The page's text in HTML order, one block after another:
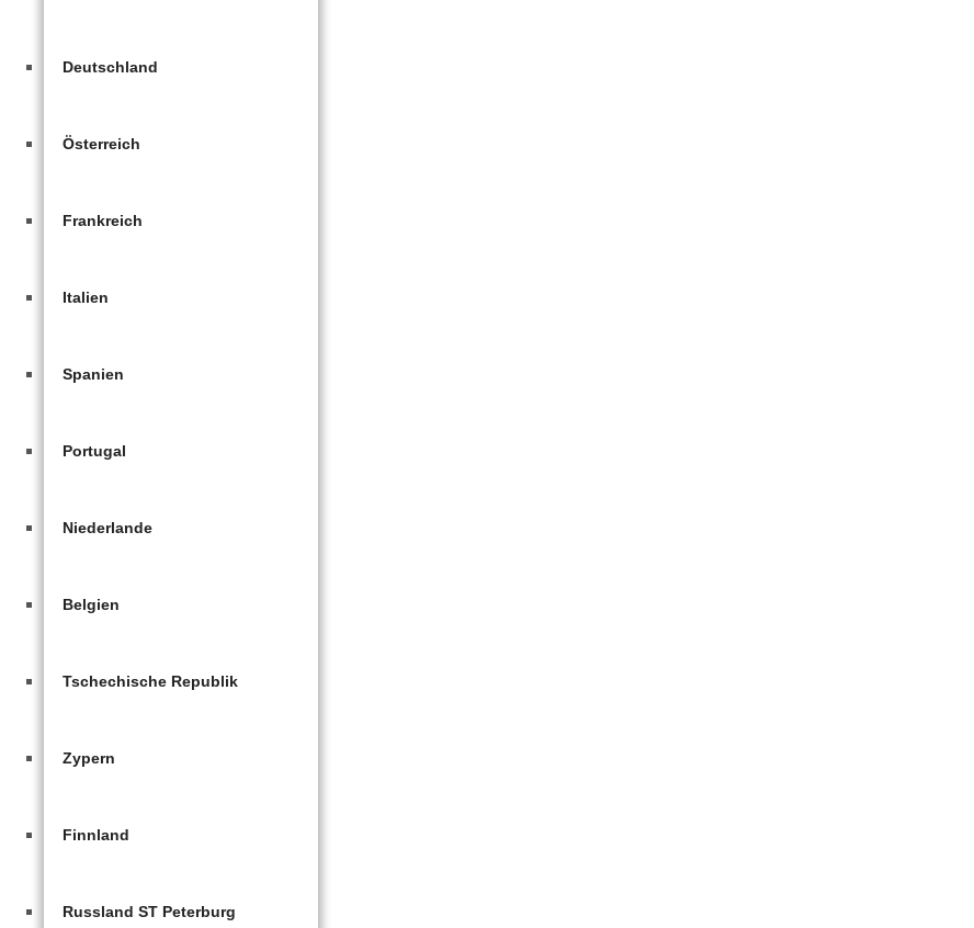
Deutschland
Österreich
Frankreich
Italien
Spanien
Portugal
Niederlande
Belgien
Tschechische Republik
Zypern
Finnland
Russland ST Peterburg